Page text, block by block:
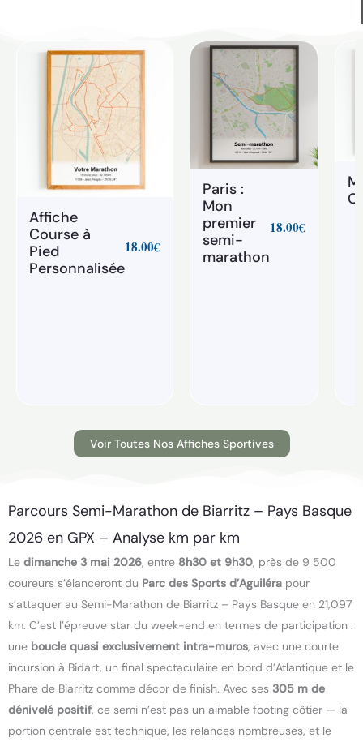
Affiche
Course à
Pied
Personnalisée
18.00€
Paris :
Mon
premier
semi-
marathon
18.00€
Voir Toutes Nos Affiches Sportives
Parcours Semi-Marathon de Biarritz – Pays Basque
2026 en GPX – Analyse km par km
Le dimanche 3 mai 2026, entre 8h30 et 9h30, près de 9 500
coureurs s’élanceront du Parc des Sports d’Aguiléra pour
s’attaquer au Semi-Marathon de Biarritz – Pays Basque en 21,097
km. C’est l’épreuve star du week-end en termes de participation :
une boucle quasi exclusivement intra-muros, avec une courte
incursion à Bidart, un final spectaculaire en bord d’Atlantique et le
Phare de Biarritz comme décor de finish. Avec ses 305 m de
dénivelé positif, ce semi n’est pas un aimable footing côtier — la
portion centrale est technique, les relances nombreuses, et le